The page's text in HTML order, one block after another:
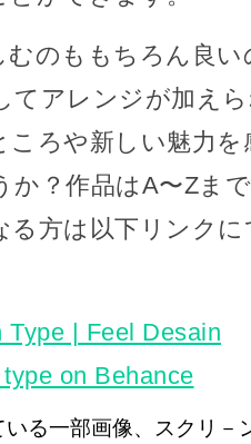
むのももちろん良
てアレンジが加え
ころや新しい魅力
か？作品はA〜Zま
る方は以下リンク
| Feel Desain
on Behance
る一部画像、スクリ－